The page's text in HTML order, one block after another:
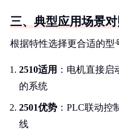
三、典型应用场景对
根据特性选择更合适的型
2510适用 ：电机直接
的系统
2501优势 ：PLC联动
线